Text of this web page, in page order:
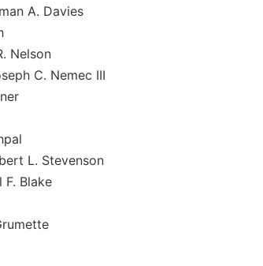
A. Davies
Nelson
C. Nemec III
L. Stevenson
Blake